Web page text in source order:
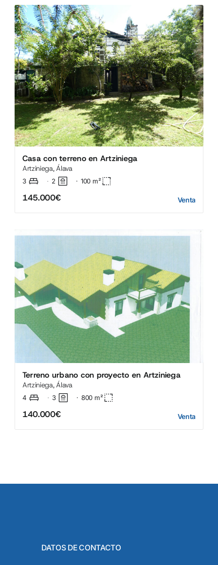
Casa con terreno en Artziniega
Artziniega, Álava
3 · 2 · 100 m²
145.000€ Venta
Terreno urbano con proyecto en Artziniega
Artziniega, Álava
4 · 3 · 800 m²
140.000€ Venta
DATOS DE CONTACTO